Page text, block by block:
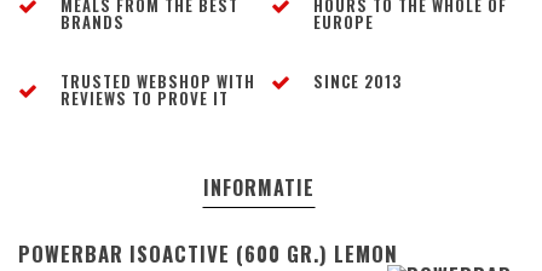
MEALS FROM THE BEST
BRANDS
HOURS TO THE WHOLE OF
EUROPE
TRUSTED WEBSHOP WITH
REVIEWS TO PROVE IT
SINCE 2013
INFORMATIE
POWERBAR ISOACTIVE (600 GR.) LEMON